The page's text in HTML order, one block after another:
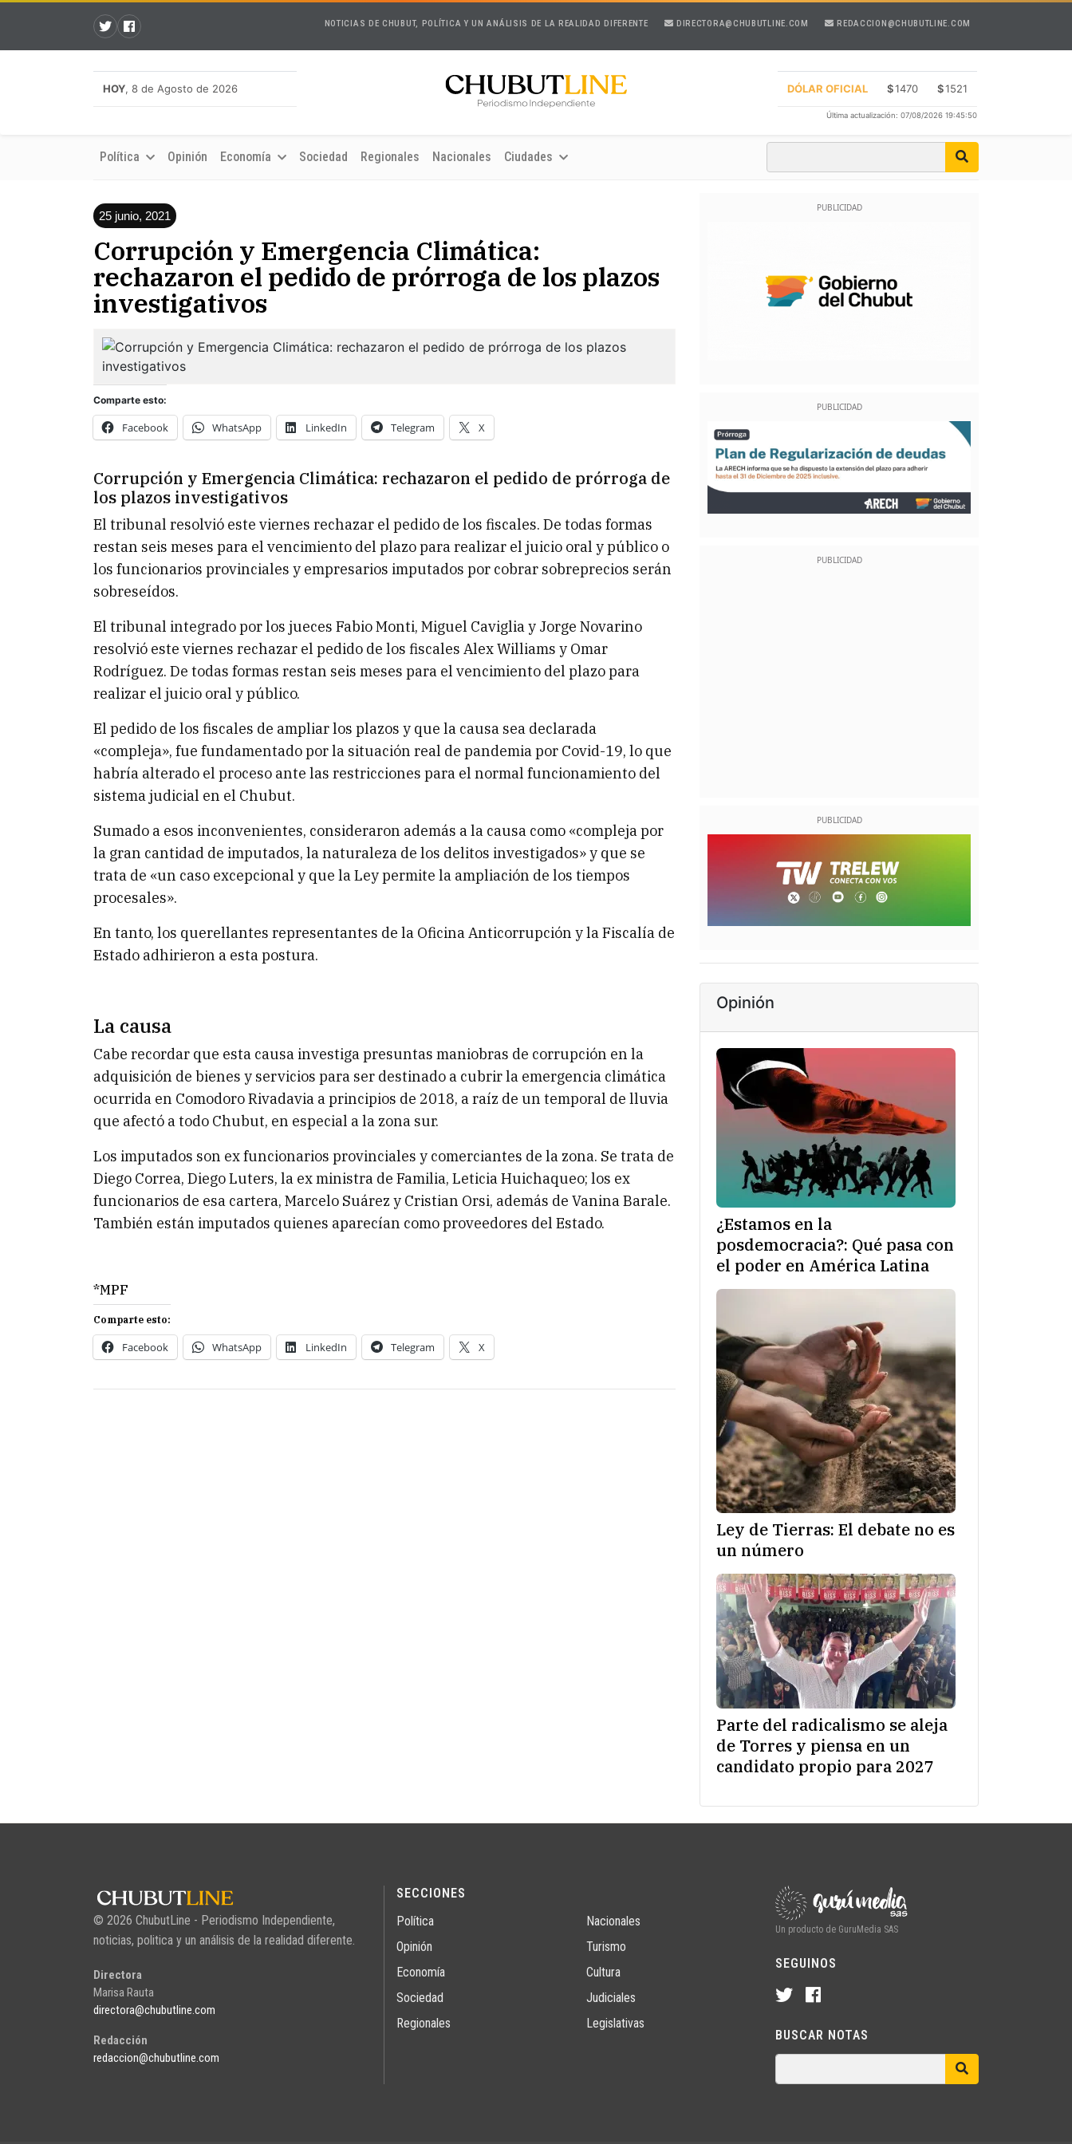
NOTICIAS DE CHUBUT, POLÍTICA Y UN ANÁLISIS DE LA REALIDAD DIFERENTE DIRECTORA@CHUBUTLINE.COM REDACCION@CHUBUTLINE.COM
HOY, 8 de Agosto de 2026 DÓLAR OFICIAL $1470 $1521
Última actualización: 07/08/2026 19:45:50
Política Opinión Economía Sociedad Regionales Nacionales Ciudades
25 junio, 2021
Corrupción y Emergencia Climática:
rechazaron el pedido de prórroga de los plazos
investigativos
Comparte esto:
Facebook WhatsApp LinkedIn Telegram X
Corrupción y Emergencia Climática: rechazaron el pedido de prórroga de
los plazos investigativos
El tribunal resolvió este viernes rechazar el pedido de los fiscales. De todas formas
restan seis meses para el vencimiento del plazo para realizar el juicio oral y público o
los funcionarios provinciales y empresarios imputados por cobrar sobreprecios serán
sobreseídos.
El tribunal integrado por los jueces Fabio Monti, Miguel Caviglia y Jorge Novarino
resolvió este viernes rechazar el pedido de los fiscales Alex Williams y Omar
Rodríguez. De todas formas restan seis meses para el vencimiento del plazo para
realizar el juicio oral y público.
El pedido de los fiscales de ampliar los plazos y que la causa sea declarada
«compleja», fue fundamentado por la situación real de pandemia por Covid-19, lo que
habría alterado el proceso ante las restricciones para el normal funcionamiento del
sistema judicial en el Chubut.
Sumado a esos inconvenientes, consideraron además a la causa como «compleja por
la gran cantidad de imputados, la naturaleza de los delitos investigados» y que se
trata de «un caso excepcional y que la Ley permite la ampliación de los tiempos
procesales».
En tanto, los querellantes representantes de la Oficina Anticorrupción y la Fiscalía de
Estado adhirieron a esta postura.
La causa
Cabe recordar que esta causa investiga presuntas maniobras de corrupción en la
adquisición de bienes y servicios para ser destinado a cubrir la emergencia climática
ocurrida en Comodoro Rivadavia a principios de 2018, a raíz de un temporal de lluvia
que afectó a todo Chubut, en especial a la zona sur.
Los imputados son ex funcionarios provinciales y comerciantes de la zona. Se trata de
Diego Correa, Diego Luters, la ex ministra de Familia, Leticia Huichaqueo; los ex
funcionarios de esa cartera, Marcelo Suárez y Cristian Orsi, además de Vanina Barale.
También están imputados quienes aparecían como proveedores del Estado.
*MPF
Comparte esto:
Facebook WhatsApp LinkedIn Telegram X
Opinión
¿Estamos en la
posdemocracia?: Qué pasa con
el poder en América Latina
Ley de Tierras: El debate no es
un número
Parte del radicalismo se aleja
de Torres y piensa en un
candidato propio para 2027
© 2026 ChubutLine - Periodismo Independiente,
noticias, politica y un análisis de la realidad diferente.
Directora
Marisa Rauta
directora@chubutline.com
Redacción
redaccion@chubutline.com
SECCIONES
Política
Opinión
Economía
Sociedad
Regionales
Nacionales
Turismo
Cultura
Judiciales
Legislativas
Un producto de GuruMedia SAS
SEGUINOS
BUSCAR NOTAS